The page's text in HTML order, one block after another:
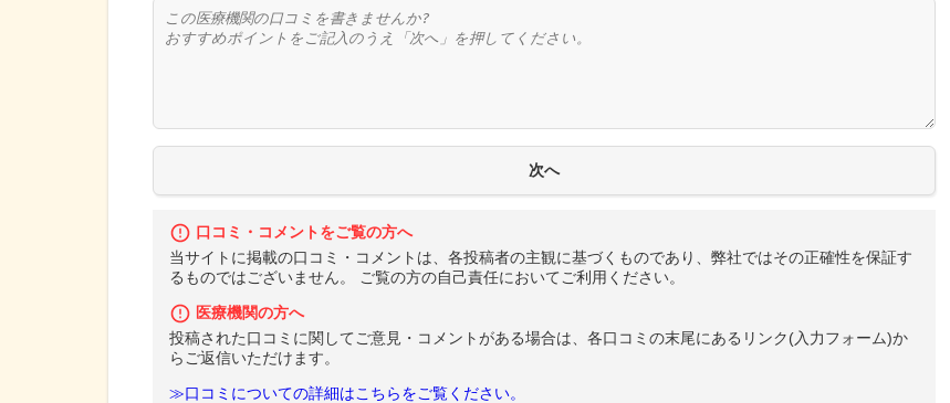
口コミ・コメントをご覧の方へ
当サイトに掲載の口コミ・コメントは、各投稿者の主観に基づくものであり、弊社ではその正確性を保証す
るものではございません。 ご覧の方の自己責任においてご利用ください。
医療機関の方へ
投稿された口コミに関してご意見・コメントがある場合は、各口コミの末尾にあるリンク(入力フォーム)か
らご返信いただけます。
≫口コミについての詳細はこちらをご覧ください。